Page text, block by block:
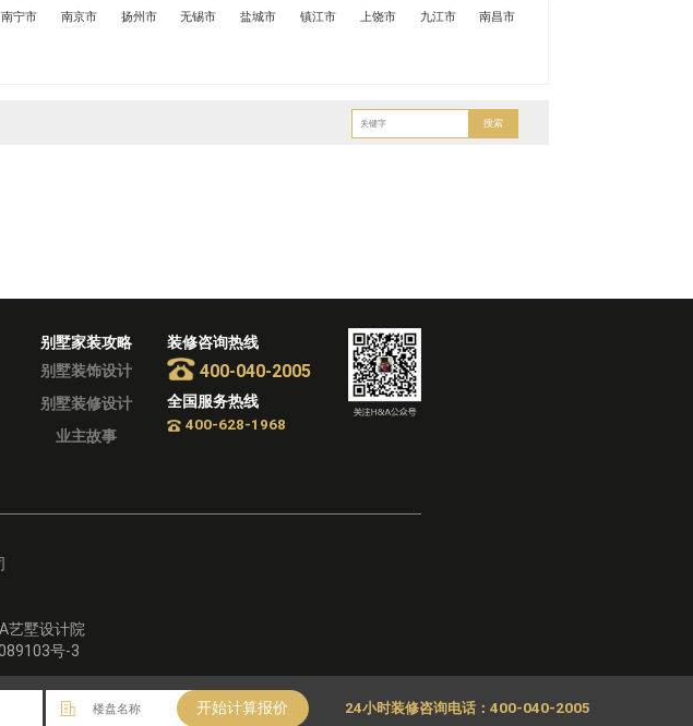
南宁市 南京市 扬州市 无锡市 盐城市 镇江市 上饶市 九江市 南昌市
搜索
别墅家装攻略
别墅装饰设计
别墅装修设计
业主故事
装修咨询热线
400-040-2005
全国服务热线
400-628-1968
艺墅设计院
号-3
24小时装修咨询电话：400-040-2005
开始计算报价